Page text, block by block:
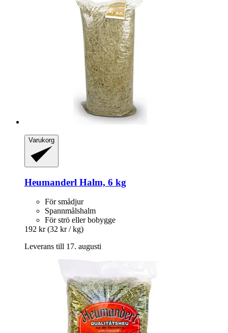
Varukorg
Heumanderl Halm, 6 kg
För smådjur
Spannmålshalm
För strö eller bobygge
192 kr (32 kr / kg)
Leverans till 17. augusti